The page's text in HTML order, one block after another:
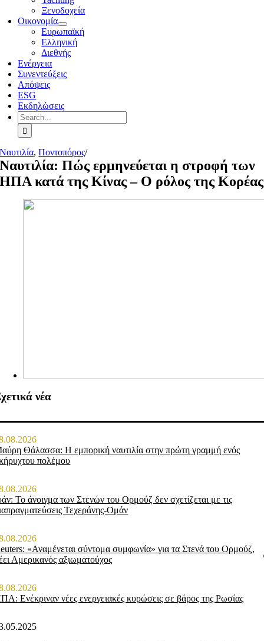
Ξενοδοχεία
Οικονομία
Ευρωπαϊκή
Ελληνική
Διεθνής
Ενέργεια
Συνεντεύξεις
Απόψεις
ESG
Εκδηλώσεις
Search
for:
Ναυτιλία,Ποντοπόρος/
Ναυτιλία: Πώς ερμηνεύεται η στροφή των
ΗΠΑ κατά της Κίνας – Ο ρόλος της Κορέας
νέα
Θάλασσα: Η εμπορική ναυτιλία στην πρώτη γραμμή ενός
πολέμου
Το άνοιγμα των Στενών του Ορμούζ δεν σχετίζεται με τις
Τεχεράνης-Ομάν
«Αναμένεται σύντομα συμφωνία» για τα Στενά του Ορμούζ,
Αμερικανός αξιωματούχος
Ενέκριναν νέες ενεργειακές κυρώσεις σε βάρος της Ρωσίας